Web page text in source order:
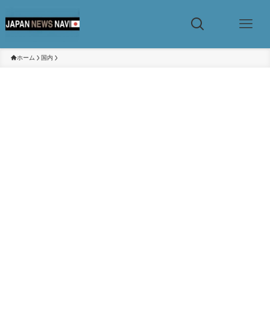
ホーム 国内